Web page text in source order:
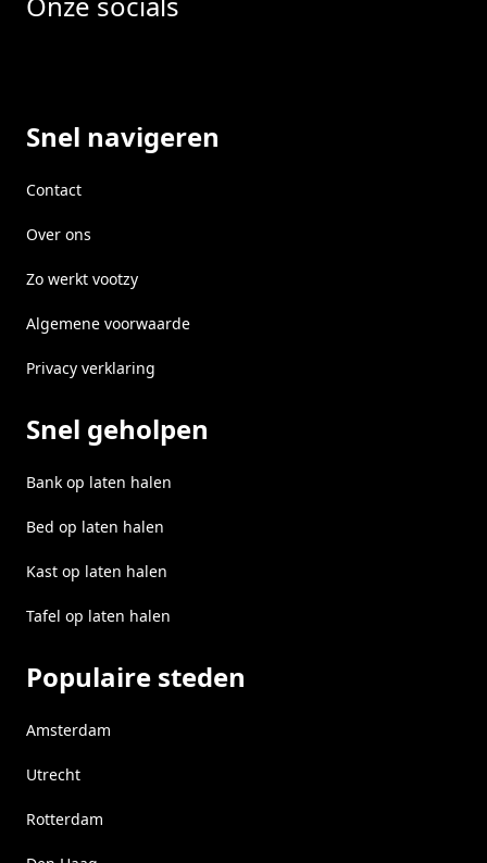
Snel navigeren
Contact
Over ons
Zo werkt vootzy
Algemene voorwaarde
Privacy verklaring
Snel geholpen
Bank op laten halen
Bed op laten halen
Kast op laten halen
Tafel op laten halen
Populaire steden
Amsterdam
Utrecht
Rotterdam